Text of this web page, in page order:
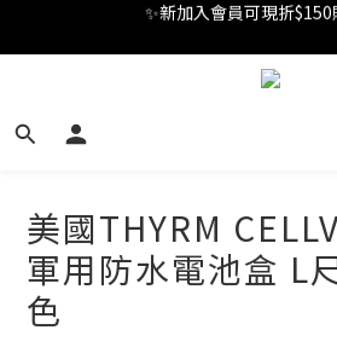
✨新加入會員可現折$150
Welcome
美國THYRM
軍用防水電池盒 L
色